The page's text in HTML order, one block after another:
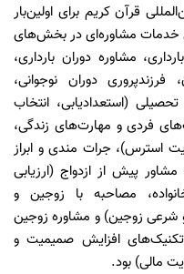
قرآن کریم برای اولین‌بار
خدمات مشاوره‌ای در بخش‌های
مشاوره دوران بارداری،
دوران نوجوانی،
(استعدادیابی، انتخاب
فردی و مهارت‌های زندگی،
استرس)، جرات مندی و ابراز
پیش از ازدواج (ارزیابی
مصاحبه با زوجین و
شرعی زوجین) و مشاوره زوجین
افزایش صمیمیت و
مالی) بود.